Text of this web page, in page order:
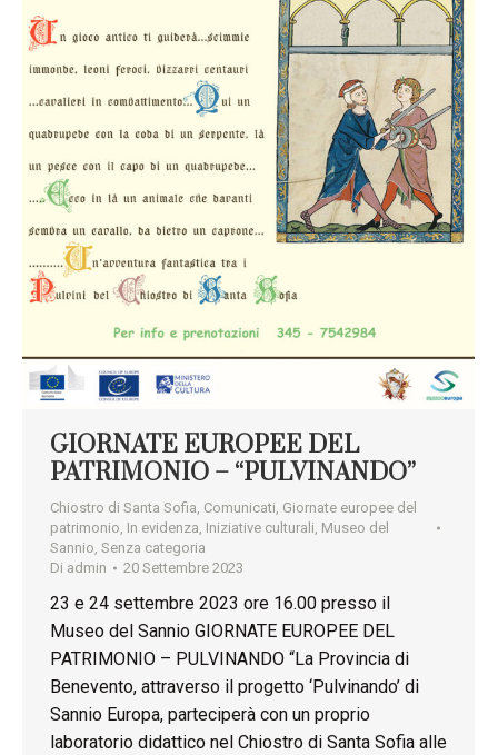
GIORNATE EUROPEE DEL
PATRIMONIO – “PULVINANDO”
Chiostro di Santa Sofia, Comunicati, Giornate europee del
patrimonio, In evidenza, Iniziative culturali, Museo del
Sannio, Senza categoria
Di admin 20 Settembre 2023
23 e 24 settembre 2023 ore 16.00 presso il
Museo del Sannio GIORNATE EUROPEE DEL
PATRIMONIO – PULVINANDO “La Provincia di
Benevento, attraverso il progetto ‘Pulvinando’ di
Sannio Europa, parteciperà con un proprio
laboratorio didattico nel Chiostro di Santa Sofia alle